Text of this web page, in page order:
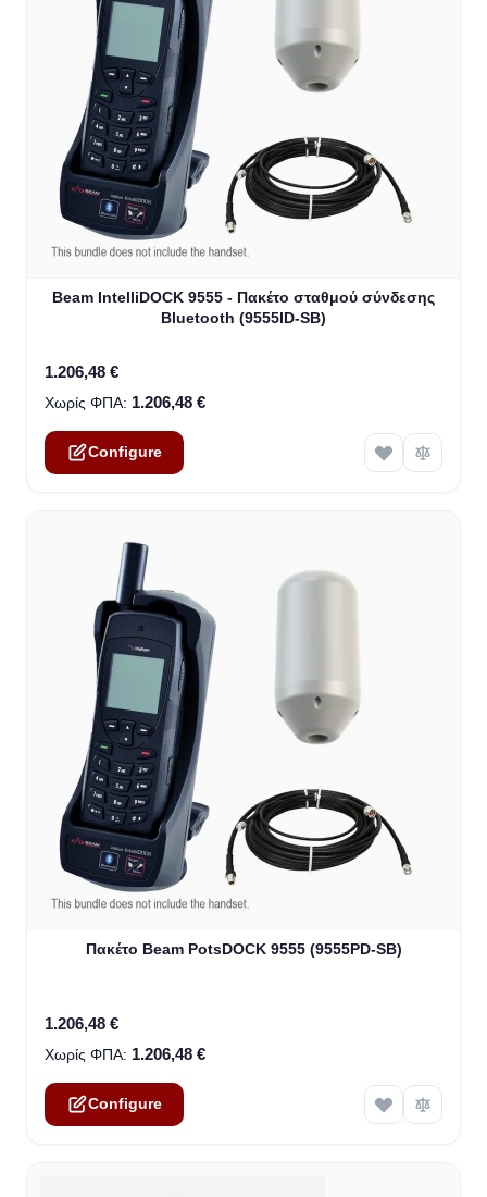
Beam IntelliDOCK 9555 - Πακέτο σταθμού σύνδεσης
Bluetooth (9555ID-SB)
The price depends on the options chosen on the product
1.206,48 €
1.206,48 €
Configure
Πακέτο Beam PotsDOCK 9555 (9555PD-SB)
The price depends on the options chosen on the product
1.206,48 €
1.206,48 €
Configure